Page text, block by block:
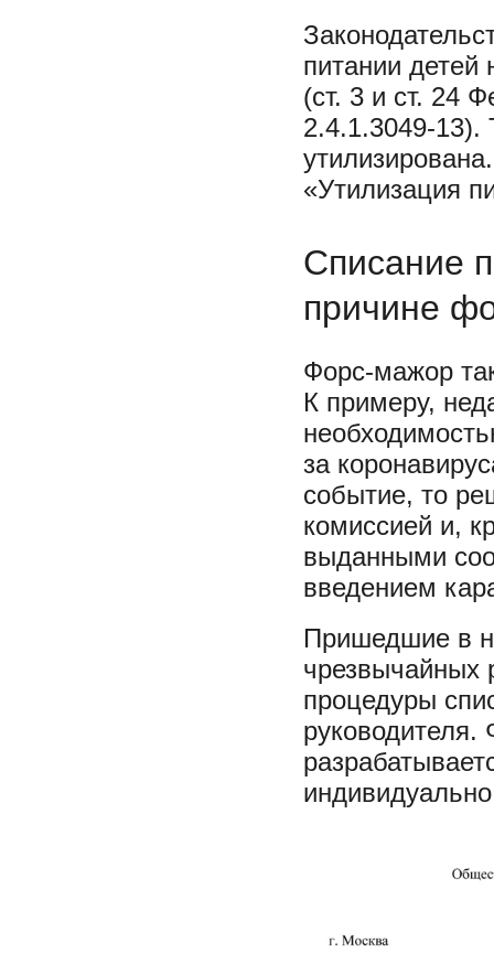
питании детей
(ст. 3 и ст. 24
2.4.1.3049-13).
«Утилизация
Списание
причине
Форс-мажор
К примеру,
за
событие, то
комиссией и,
выданными
введением
Пришедшие в
чрезвычайных
процедуры